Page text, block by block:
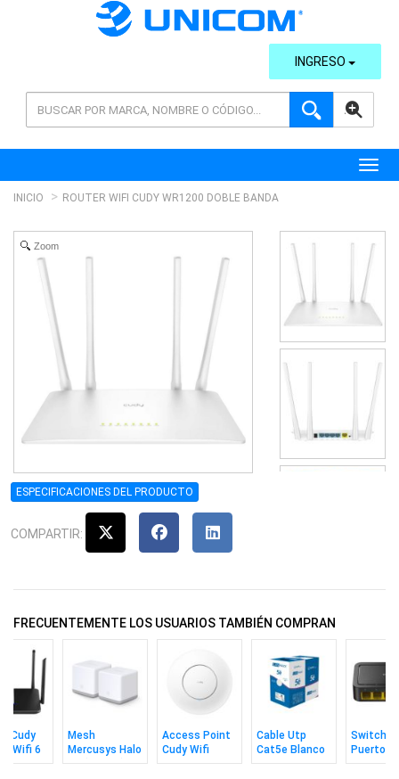
AVANZADA
INGRESO
INICIO ROUTER WIFI CUDY WR1200 DOBLE BANDA
Zoom
ESPECIFICACIONES DEL PRODUCTO
COMPARTIR:
FRECUENTEMENTE LOS USUARIOS TAMBIÉN COMPRAN
Cudy
Wifi 6
Doble
Mesh
Mercusys Halo
S3 (2 Pack)
Access Point
Cudy Wifi
Ac1200 Con
Cable Utp
Cat5e Blanco
305m MPT
Switch
Puertos
10/